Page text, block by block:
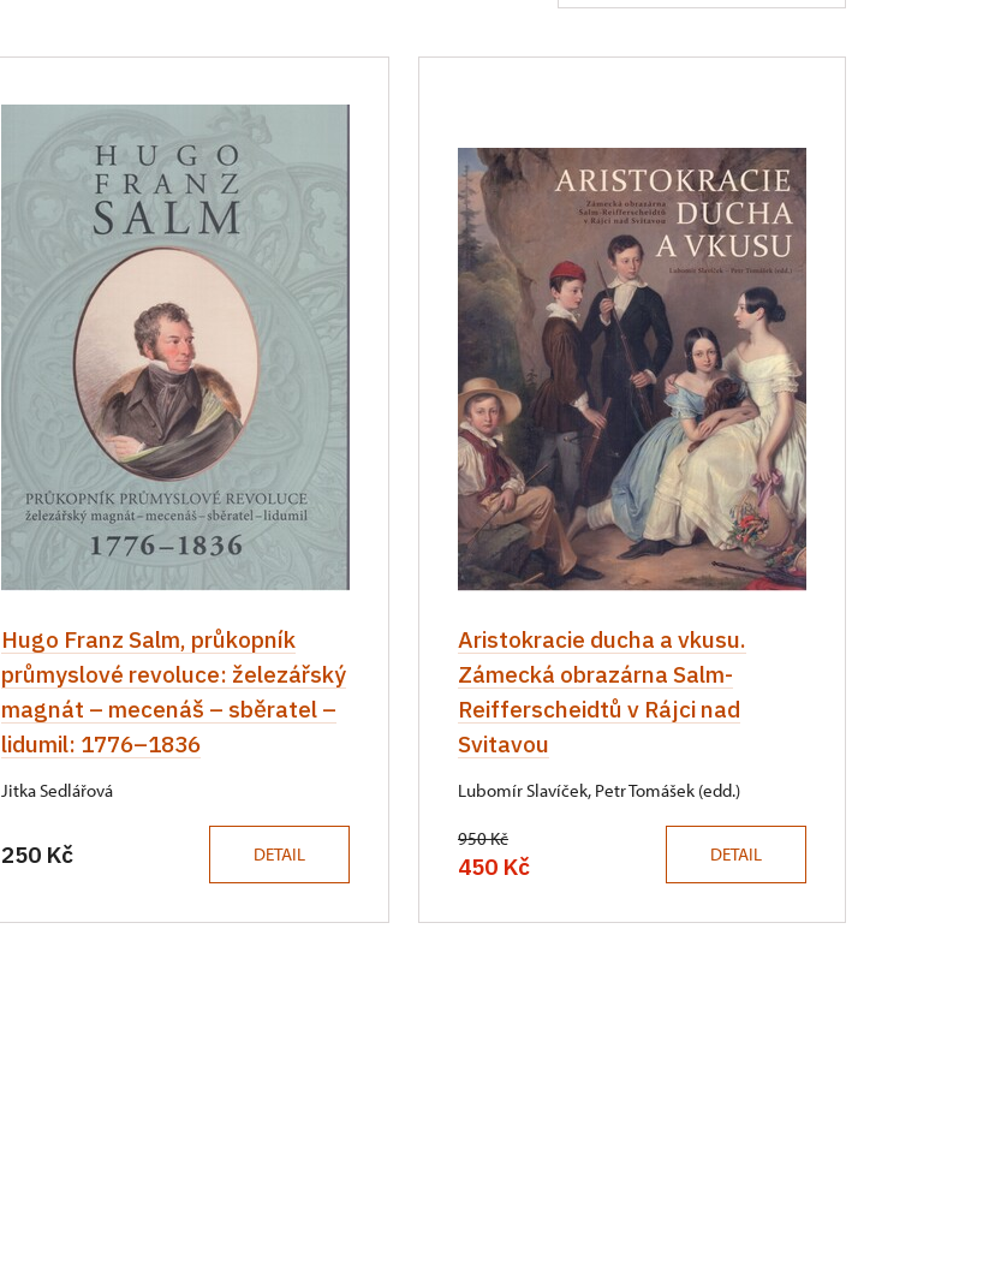
Hugo Franz Salm, průkopník
průmyslové revoluce: železářský
magnát – mecenáš – sběratel –
lidumil: 1776–1836
Jitka Sedlářová
250 Kč DETAIL
Aristokracie ducha a vkusu.
Zámecká obrazárna Salm-
Reifferscheidtů v Rájci nad
Svitavou
Lubomír Slavíček, Petr Tomášek (edd.)
950 Kč
450 Kč DETAIL